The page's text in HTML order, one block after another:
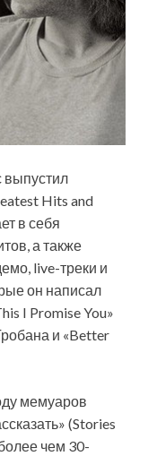
выпустил
Hits and
в себя
а также
live-треки и
он написал
I Promise You»
и «Better
мемуаров
(Stories
чем 30-